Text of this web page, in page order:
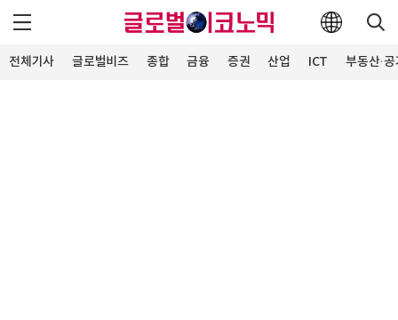
전체기사 글로벌비즈 종합 금융 증권 산업 ICT 부동산·